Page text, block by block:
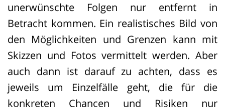
unerwünschte Folgen nur entfernt in
Betracht kommen. Ein realistisches Bild von
den Möglichkeiten und Grenzen kann mit
Skizzen und Fotos vermittelt werden. Aber
auch dann ist darauf zu achten, dass es
jeweils um Einzelfälle geht, die für die
konkreten Chancen und Risiken nur